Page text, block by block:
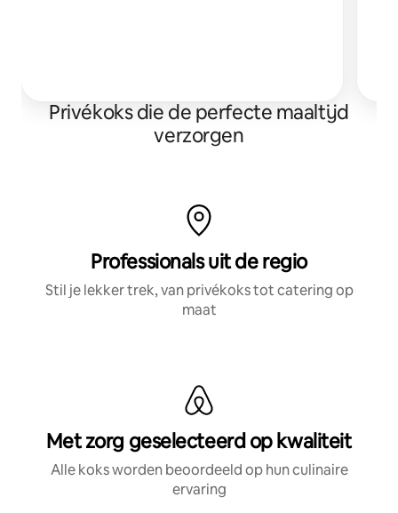
Privékoks die de perfecte maaltijd
verzorgen
Professionals uit de regio
Stil je lekker trek, van privékoks tot catering op
maat
Met zorg geselecteerd op kwaliteit
Alle koks worden beoordeeld op hun culinaire
ervaring